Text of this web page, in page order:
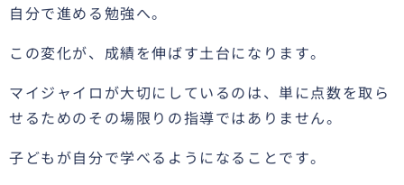
自分で進める勉強へ。
この変化が、成績を伸ばす土台になります。
マイジャイロが大切にしているのは、単に点数を取ら
せるためのその場限りの指導ではありません。
子どもが自分で学べるようになることです。